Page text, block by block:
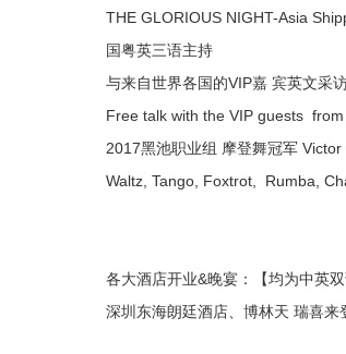
THE GLORIOUS NIGHT-Asia
国粤英三语主持
与来自世界各国的VIP嘉 宾英文采
Free talk with the VIP guests
2017黑池职业组 摩登舞冠军
Waltz, Tango, Foxtrot, Rumba,
各大酒店开业&晚宴：【均为中英
深圳东海朗廷酒店、博林天 瑞喜